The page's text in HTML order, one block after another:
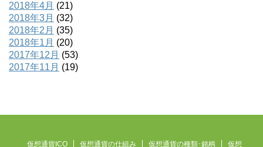
2018年4月 (21)
2018年3月 (32)
2018年2月 (35)
2018年1月 (20)
2017年12月 (53)
2017年11月 (19)
仮想通貨ICO 仮想通貨の仕組み 仮想通貨の種類･銘柄 仮想